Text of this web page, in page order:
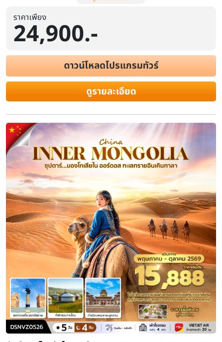
ราคาเพียง
24,900.-
ดาวน์โหลดโปรแกรมทัวร์
ดูรายละเอียด